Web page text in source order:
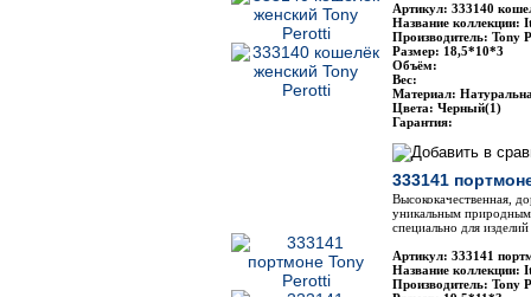
Артикул: 333140
Название коллекции:
Производитель: Tony
Размер: 18,5*10*3
Объём:
Вес:
Материал:
Цвета: Черный(1)
Гарантия:
333141
Высококачественная,
уникальным
специально для
Артикул: 333141
Название коллекции:
Производитель: Tony